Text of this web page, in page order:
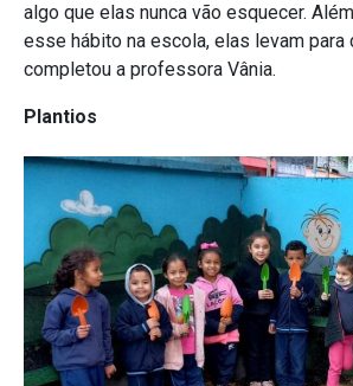
algo que elas nunca vão esquecer.
esse hábito na escola, elas levam para
completou a professora Vânia.
Plantios